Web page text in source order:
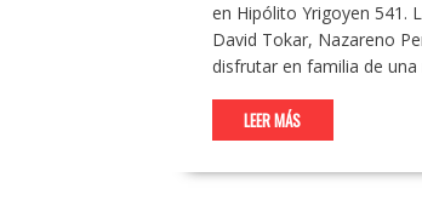
en Hipólito Yrigoyen 541.
David Tokar, Nazareno
disfrutar en familia de
LEER MÁS